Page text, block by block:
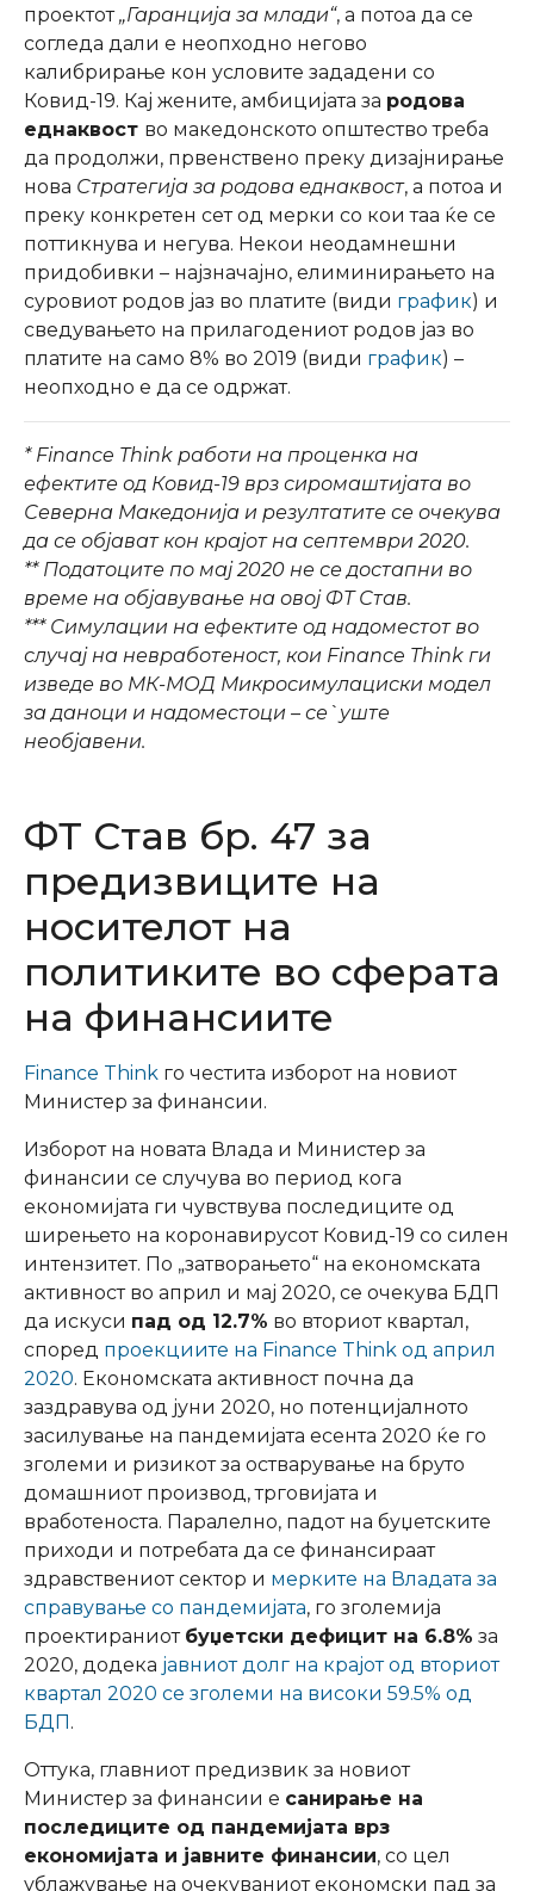
проектот„Гаранција за млади“, а потоа да се
согледа дали е неопходно негово
калибрирање кон условите зададени со
Ковид-19. Кај жените, амбицијата за родова
еднаквост во македонското општество треба
да продолжи, првенствено преку дизајнирање
нова Стратегија за родова еднаквост, а потоа и
преку конкретен сет од мерки со кои таа ќе се
поттикнува и негува. Некои неодамнешни
придобивки – најзначајно, елиминирањето на
суровиот родов јаз во платите (види график) и
сведувањето на прилагодениот родов јаз во
платите на само 8% во 2019 (види график) –
неопходно е да се одржат.
* Finance Think работи на проценка на
ефектите од Ковид-19 врз сиромаштијата во
Северна Македонија и резултатите се очекува
да се објават кон крајот на септември 2020.
** Податоците по мај 2020 не се достапни во
време на објавување на овој ФТ Став.
*** Симулации на ефектите од надоместот во
случај на невработеност, кои Finance Think ги
изведе во МК-МОД Микросимулациски модел
за даноци и надоместоци – се`уште
необјавени.
ФТ Став бр. 47 за
предизвиците на
носителот на
политиките во сферата
на финансиите
Finance Think го честита изборот на новиот
Министер за финансии.
Изборот на новата Влада и Министер за
финансии се случува во период кога
економијата ги чувствува последиците од
ширењето на коронавирусот Ковид-19 со силен
интензитет. По „затворањето“ на економската
активност во април и мај 2020, се очекува БДП
да искуси пад од 12.7% во вториот квартал,
според проекциите на Finance Think од април
2020. Економската активност почна да
заздравува од јуни 2020, но потенцијалното
засилување на пандемијата есента 2020 ќе го
зголеми и ризикот за остварување на бруто
домашниот производ, трговијата и
вработеноста. Паралелно, падот на буџетските
приходи и потребата да се финансираат
здравствениот сектор и мерките на Владата за
справување со пандемијата, го зголемиja
проектираниот буџетски дефицит на 6.8% за
2020, додека јавниот долг на крајот од вториот
квартал 2020 се зголеми на високи 59.5% од
БДП .
Оттука, главниот предизвик за новиот
Министер за финансии е санирање на
последиците од пандемијата врз
економијата и јавните финансии, со цел
ублажување на очекуваниот економски пад за